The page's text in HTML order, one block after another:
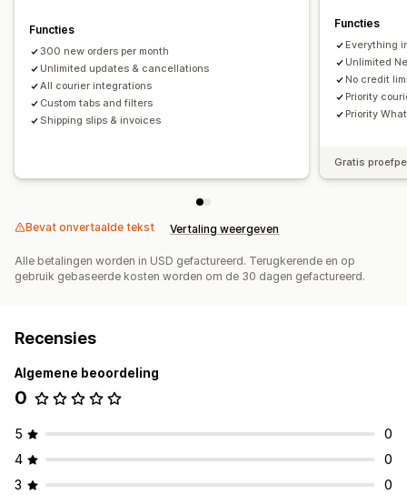
Analytics voor verzendingen
Functies
300 new orders per month
Unlimited updates & cancellations
All courier integrations
Custom tabs and filters
Shipping slips & invoices
Functies
Everything
Unlimited
No credit
Priority
Priority
Gratis
Bevat onvertaalde tekst Vertaling weergeven
Alle betalingen worden in USD gefactureerd. Terugkerende en op
gebruik gebaseerde kosten worden om de 30 dagen gefactureerd.
Recensies
Algemene beoordeling
0
5
0
4
0
3
0